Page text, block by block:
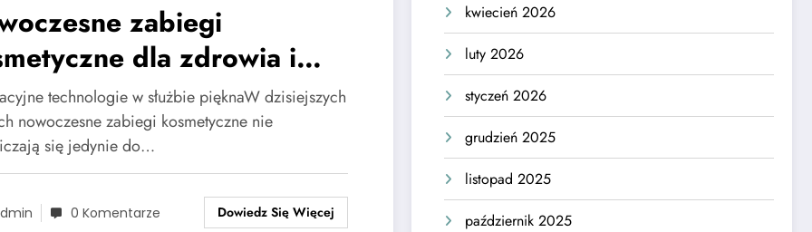
zabiegi
dla zdrowia i
technologie w służbie pięknaW dzisiejszych
nowoczesne zabiegi kosmetyczne nie
się jedynie do…
0 Komentarze Dowiedz Się Więcej
kwiecień 2026
luty 2026
styczeń 2026
grudzień 2025
listopad 2025
październik 2025